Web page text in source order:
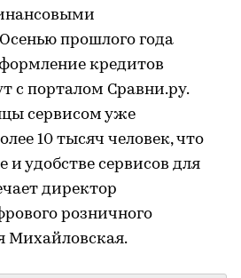
прошлого года
кредитов
с порталом Сравни.ру.
сервисом уже
10 тысяч человек, что
и удобстве сервисов для
директор
розничного
Михайловская.